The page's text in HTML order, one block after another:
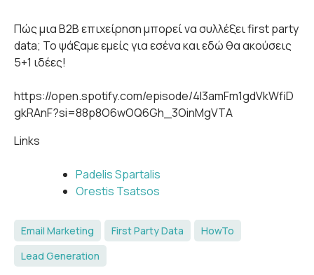
Πώς μια B2Β επιχείρηση μπορεί να συλλέξει first party
data; Το ψάξαμε εμείς για εσένα και εδώ θα ακούσεις
5+1 ιδέες!
https://open.spotify.com/episode/4l3amFm1gdVkWfiD
gkRAnF?si=88p8O6wOQ6Gh_3OinMgVTA
Links
Padelis Spartalis
Orestis Tsatsos
Email Marketing First Party Data
HowTo
Lead Generation